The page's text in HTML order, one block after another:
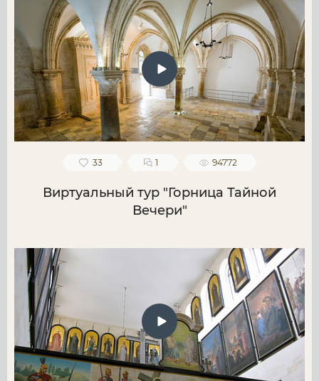
33 1 94772
Виртуальный тур "Горница Тайной
Вечери"